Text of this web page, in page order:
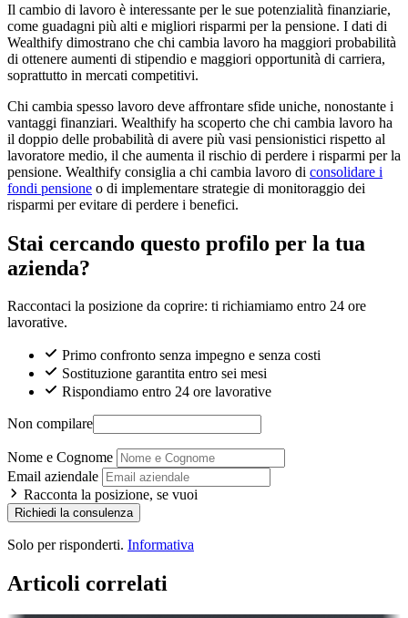
Il cambio di lavoro è interessante per le sue potenzialità finanziarie,
come guadagni più alti e migliori risparmi per la pensione. I dati di
Wealthify dimostrano che chi cambia lavoro ha maggiori probabilità
di ottenere aumenti di stipendio e maggiori opportunità di carriera,
soprattutto in mercati competitivi.
Chi cambia spesso lavoro deve affrontare sfide uniche, nonostante i
vantaggi finanziari. Wealthify ha scoperto che chi cambia lavoro ha
il doppio delle probabilità di avere più vasi pensionistici rispetto al
lavoratore medio, il che aumenta il rischio di perdere i risparmi per la
pensione. Wealthify consiglia a chi cambia lavoro di consolidare i
fondi pensione o di implementare strategie di monitoraggio dei
risparmi per evitare di perdere i benefici.
Stai cercando questo profilo per la tua
azienda?
Raccontaci la posizione da coprire: ti richiamiamo entro 24 ore
lavorative.
Primo confronto senza impegno e senza costi
Sostituzione garantita entro sei mesi
Rispondiamo entro 24 ore lavorative
Non compilare
Nome e Cognome
Email aziendale
Racconta la posizione, se vuoi
Richiedi la consulenza
Solo per risponderti. Informativa
Articoli correlati